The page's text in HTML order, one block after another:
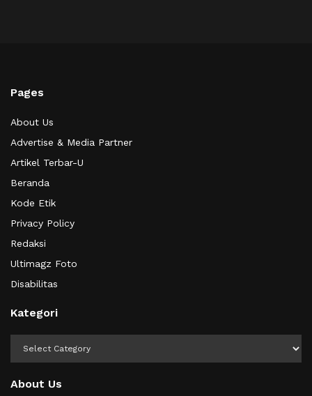
Pages
About Us
Advertise & Media Partner
Artikel Terbar-U
Beranda
Kode Etik
Privacy Policy
Redaksi
Ultimagz Foto
Disabilitas
Kategori
About Us